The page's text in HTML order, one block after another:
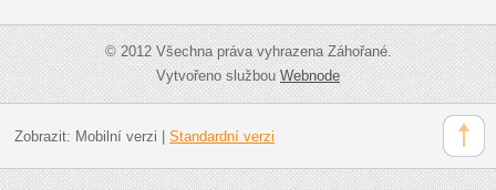
© 2012 Všechna práva vyhrazena Záhořané.
Vytvořeno službouWebnode
Zobrazit: Mobilní verzi Standardní verzi